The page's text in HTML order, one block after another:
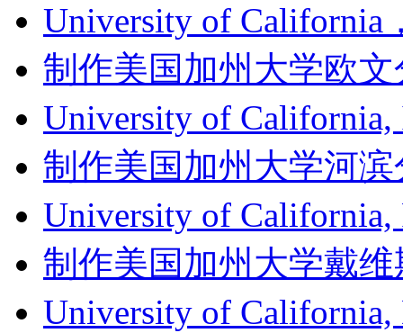
University of California
制作美国加州大学欧
University of
制作美国加州大学河
University of
制作美国加州大学戴
University of